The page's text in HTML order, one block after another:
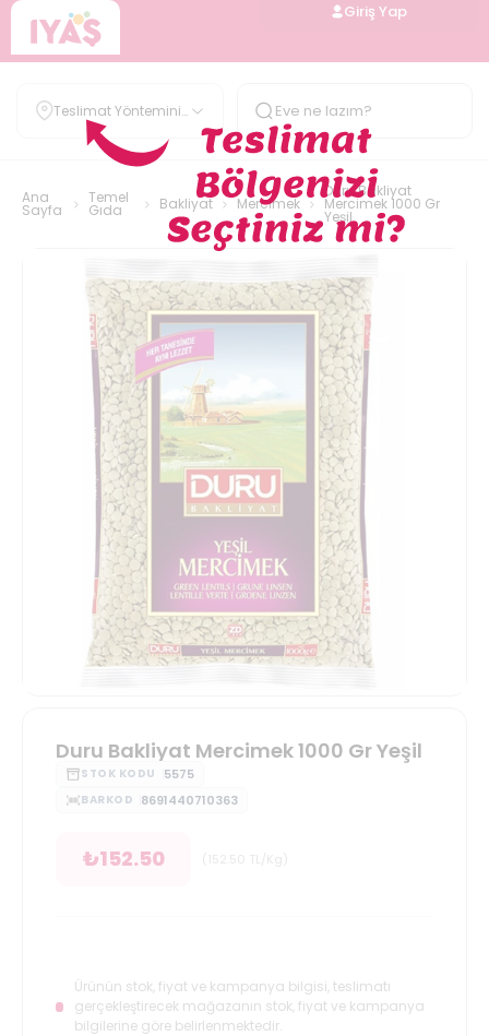
Giriş Yap
Teslimat Yöntemini
Belirle
Ana
Sayfa
Temel
Gıda Bakliyat Mercimek
Duru Bakliyat
Mercimek 1000 Gr
Yeşil
Duru Bakliyat Mercimek 1000 Gr Yeşil
STOK KODU 5575
BARKOD 8691440710363
₺152.50
Ürünün stok, fiyat ve kampanya bilgisi, teslimatı
gerçekleştirecek mağazanın stok, fiyat ve kampanya
bilgilerine göre belirlenmektedir.